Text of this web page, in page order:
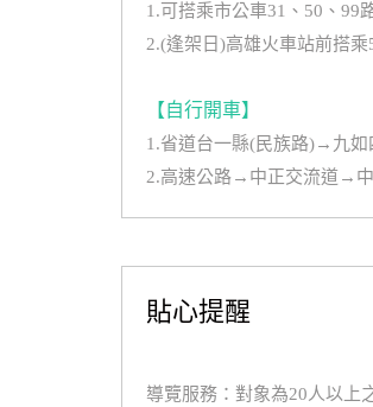
1.可搭乘市公車31、50、99
2.(逢架日)高雄火車站前搭
【自行開車】
1.省道台一縣(民族路)→九
2.高速公路→中正交流道→
貼心提醒
導覽服務：對象為20人以上